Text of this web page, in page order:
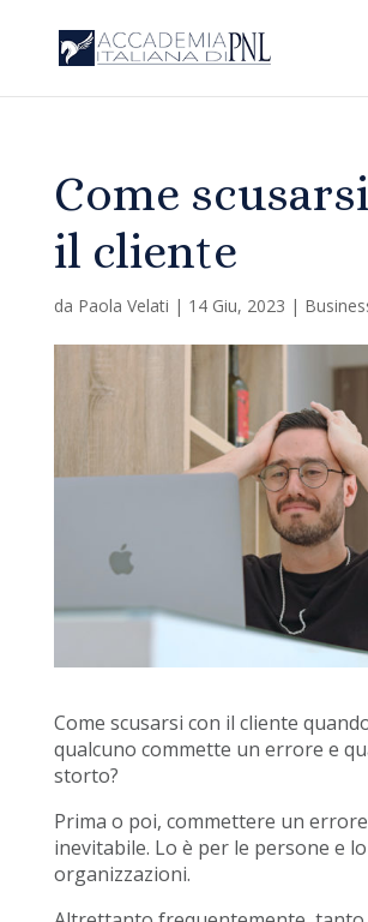
Come
il cliente
da Paola Velati | 14 Giu, 2023 |
Come scusarsi con il cliente
qualcuno commette un errore e
storto?
Prima o poi, commettere un
inevitabile. Lo è per le persone e
organizzazioni.